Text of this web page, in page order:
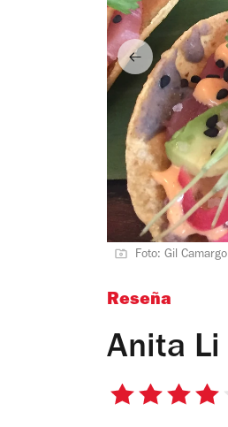
Foto: Gil Camargo
Reseña
Anita Li
4